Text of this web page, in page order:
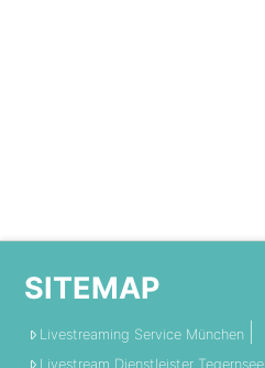
SITEMAP
Livestreaming Service München
Livestream Dienstleister Tegernsee